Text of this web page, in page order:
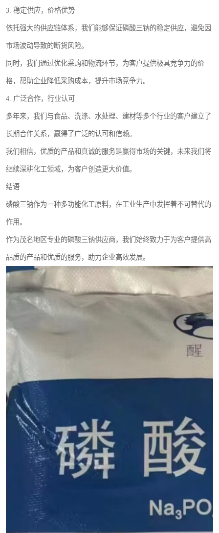
3. 稳定供应，价格优势
依托强大的供应链体系，我们能够保证磷酸三钠的稳定供应，避免因
市场波动导致的断货风险。
同时，我们通过优化采购和物流环节，为客户提供极具竞争力的价
格，帮助企业降低采购成本，提升市场竞争力。
4. 广泛合作，行业认可
多年来，我们与食品、洗涤、水处理、建材等多个行业的客户建立了
长期合作关系，赢得了广泛的认可和信赖。
我们相信，优质的产品和真诚的服务是赢得市场的关键，未来我们将
继续深耕化工领域，为客户创造更大价值。
结语
磷酸三钠作为一种多功能化工原料，在工业生产中发挥着不可替代的
作用。
作为茂名地区专业的磷酸三钠供应商，我们始终致力于为客户提供高
品质的产品和优质的服务，助力企业高效发展。